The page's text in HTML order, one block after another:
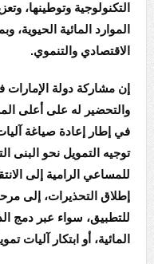
التكنولوجية وتوطينها،
الموارد المائية الحيوية،
الاقتصادي والتنموي.
إن مشاركة دولة
والتحضير له على أعلى
في إطار إعادة صياغة
توجيه التمويل نحو البنى
للمساعي الرامية إلى
إطلاق التحذيرات، إلى
للتطبيق، سواء عبر دمج
المائية، أو ابتكار آليات